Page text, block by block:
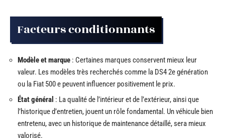
Facteurs conditionnants
Modèle et marque : Certaines marques conservent mieux leur
valeur. Les modèles très recherchés comme la DS4 2e génération
ou la Fiat 500 e peuvent influencer positivement le prix.
État général : La qualité de l’intérieur et de l’extérieur, ainsi que
l’historique d’entretien, jouent un rôle fondamental. Un véhicule bien
entretenu, avec un historique de maintenance détaillé, sera mieux
valorisé.